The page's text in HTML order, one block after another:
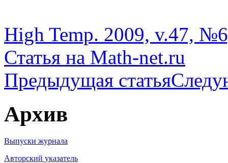
High Temp. 2009, v.47,
Статья на Math-net.ru
Предыдущая статья
Архив
Выпуски журнала
Авторский указатель